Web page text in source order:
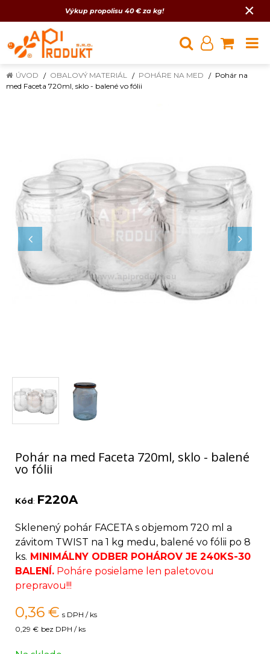
Výkup propolisu 40 € za kg! ×
ÚVOD OBALOVÝ MATERIÁL POHÁRE NA MED
Pohár na
med Faceta 720ml, sklo - balené vo fólii
Pohár na med Faceta 720ml, sklo - balené
vo fólii
Kód: F220A
Sklenený pohár FACETA s objemom 720 ml a
závitom TWIST na 1 kg medu, balené vo fólii po 8
ks. MINIMÁLNY ODBER POHÁROV JE 240KS-30
BALENÍ. Poháre posielame len paletovou
prepravou!!!
0,36 € s DPH / ks
0,29 € bez DPH / ks